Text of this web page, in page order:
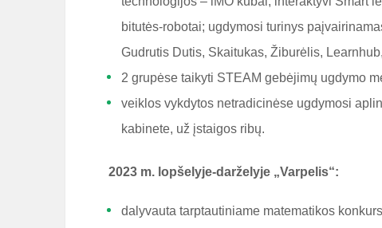
bitutės-robotai; ugdymosi turinys
Gudrutis Dutis, Skaitukas, Žiburėlis,
2 grupėse taikyti STEAM gebėjimų ugdymo
veiklos vykdytos netradicinėse ugdymosi
kabinete, už įstaigos ribų.
2023 m. lopšelyje-darželyje „Varpelis“:
dalyvauta tarptautiniame matematikos